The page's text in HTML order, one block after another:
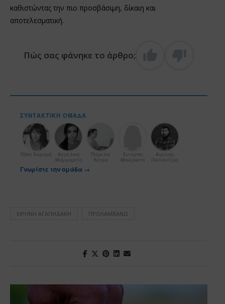
καθιστώντας την πιο προσβάσιμη, δίκαιη και
αποτελεσματική.
Πώς σας φάνηκε το άρθρο;
ΣΥΝΤΑΚΤΙΚΉ ΟΜΆΔΑ
Πόπη Χαραμή
Αγγελική
Μαργαρίτη
Πάμελα
Λύτρα
Ευτέρπη
Μουζακίτη
Αιμίλιος
Παλάντζας
Γνωρίστε την ομάδα →
ΕΙΡΉΝΗ ΑΓΑΠΗΔΆΚΗ ΠΡΟΛΑΜΒΆΝΩ